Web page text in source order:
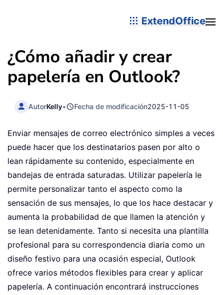
ExtendOffice
¿Cómo añadir y crear
papelería en Outlook?
AutorKelly• Fecha de modificación2025-11-05
Enviar mensajes de correo electrónico simples a veces
puede hacer que los destinatarios pasen por alto o
lean rápidamente su contenido, especialmente en
bandejas de entrada saturadas. Utilizar papelería le
permite personalizar tanto el aspecto como la
sensación de sus mensajes, lo que los hace destacar y
aumenta la probabilidad de que llamen la atención y
se lean detenidamente. Tanto si necesita una plantilla
profesional para su correspondencia diaria como un
diseño festivo para una ocasión especial, Outlook
ofrece varios métodos flexibles para crear y aplicar
papelería. A continuación encontrará instrucciones